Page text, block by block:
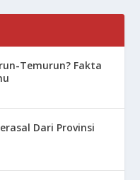
Temurun? Fakta
Dari Provinsi